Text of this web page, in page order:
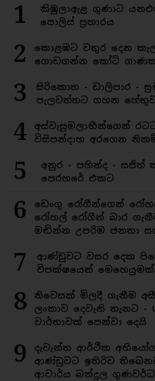
1
කිඹුලාඇළ ගුණාට
පොලිස් ප්‍රහාරය
2
කොළඹට වතුර දෙන
ගොඩගන්න කෝටි
3
සිරිකොත - ඩාලිපාර -
පැලවත්තට ගහන
4
අස්වැසුමලාභීන්ගෙන්
විසිපන්දාහ අරගෙන
5
අනුර - පහින්ද - සජිත්
පෙරහරේ එකට
6
ඩෙංගු රෝගීන්ගෙන්
රෝහල් රෝගීන් බාර
මඬින්න උපරිම ජනතා
7
ආණ්ඩුවට වසර දෙක
විපක්ෂයෙන් මෙහෙයුමක්
8
නිවෙසක් මිලදී ගැනීම
ලංකාව දෙවැනි තැනට -
වාර්තාවක් පෙන්වා දෙයි
9
දැවැන්ත ආර්ථික
ආණ්ඩුවට ඉතිරිව
ආචාර්ය බන්දුල